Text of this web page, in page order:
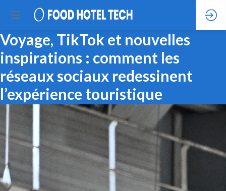
Voyage, TikTok et nouvelles
inspirations : comment les
réseaux sociaux redessinent
l’expérience touristique